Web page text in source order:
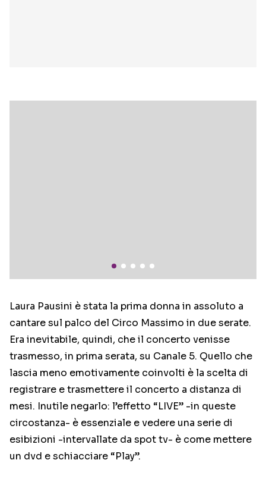
Laura Pausini è stata la prima donna in assoluto a
cantare sul palco del Circo Massimo in due serate.
Era inevitabile, quindi, che il concerto venisse
trasmesso, in prima serata, su Canale 5. Quello che
lascia meno emotivamente coinvolti è la scelta di
registrare e trasmettere il concerto a distanza di
mesi. Inutile negarlo: l’effetto “LIVE” -in queste
circostanza- è essenziale e vedere una serie di
esibizioni -intervallate da spot tv- è come mettere
un dvd e schiacciare “Play”.